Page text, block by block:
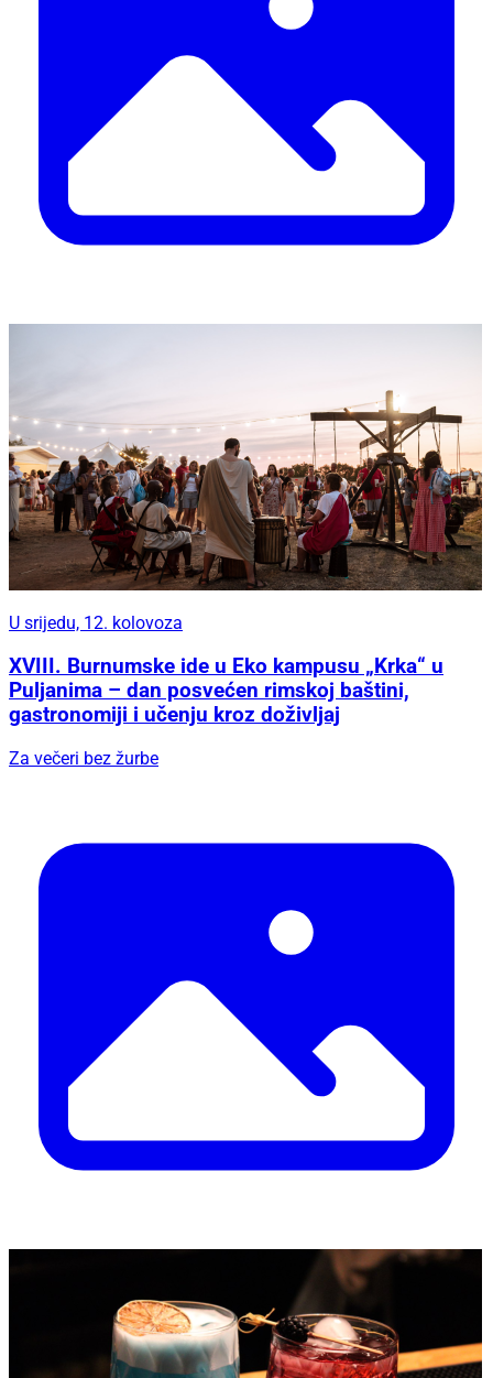
U srijedu, 12. kolovoza
XVIII. Burnumske ide u Eko kampusu „Krka“ u
Puljanima – dan posvećen rimskoj baštini,
gastronomiji i učenju kroz doživljaj
Za večeri bez žurbe